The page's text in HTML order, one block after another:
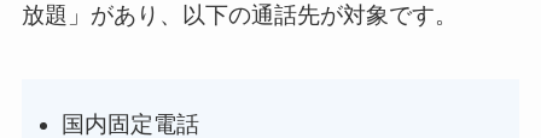
放題」があり、以下の通話先が対象です。
国内固定電話